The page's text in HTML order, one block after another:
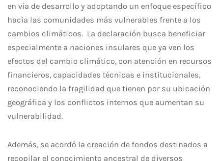
en vía de desarrollo y adoptando un enfoque específico
hacia las comunidades más vulnerables frente a los
cambios climáticos. La declaración busca beneficiar
especialmente a naciones insulares que ya ven los
efectos del cambio climático, con atención en recursos
financieros, capacidades técnicas e institucionales,
reconociendo la fragilidad que tienen por su ubicación
geográfica y los conflictos internos que aumentan su
vulnerabilidad.
Además, se acordó la creación de fondos destinados a
recopilar el conocimiento ancestral de diversos